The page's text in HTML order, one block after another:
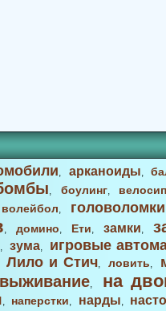
, арканоиды,
, боулинг,
волейбол, головоломки
, домино, Ети, замки,
, зума,
игровые
Лило и Стич,ловить,
, на
, наперстки, нарды,